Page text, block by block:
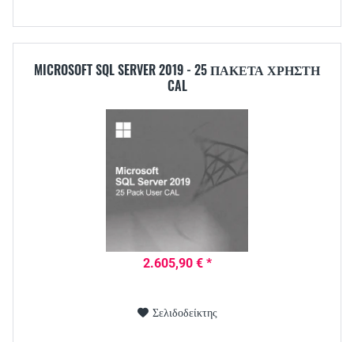
MICROSOFT SQL SERVER 2019 - 25 ΠΑΚΈΤΑ ΧΡΉΣΤΗ
CAL
2.605,90 € *
Σελιδοδείκτης